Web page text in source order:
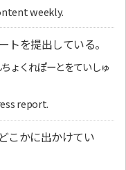
weekly.
トを提出している。
ょくれぽーとをていしゅ
report.
こかに出かけてい